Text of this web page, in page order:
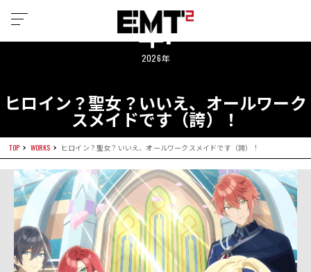
年:
2026年
ヒロイン？聖女？いいえ、オールワーク
スメイドです（誇）！
TOP WORKS ヒロイン？聖女？いいえ、オールワークスメイドです（誇）！